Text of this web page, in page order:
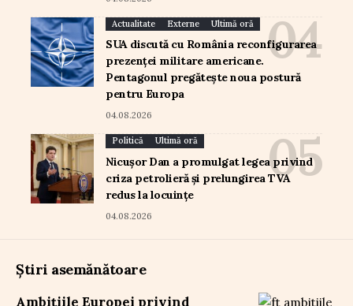
Actualitate Externe Ultimă oră
SUA discută cu România reconfigurarea
prezenței militare americane.
Pentagonul pregătește noua postură
pentru Europa
04.08.2026
Politică Ultimă oră
Nicușor Dan a promulgat legea privind
criza petrolieră și prelungirea TVA
redus la locuințe
04.08.2026
Știri asemănătoare
Ambițiile Europei privind